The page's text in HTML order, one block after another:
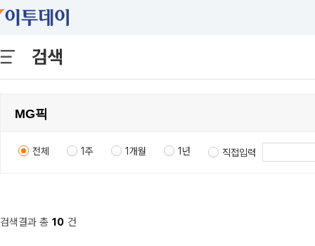
검색
전체 1주 1개월 1년 직접입력
검색결과 총 10 건